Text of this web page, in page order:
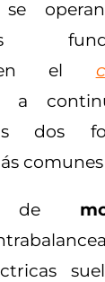
se
en el
a
dos
comunes
de